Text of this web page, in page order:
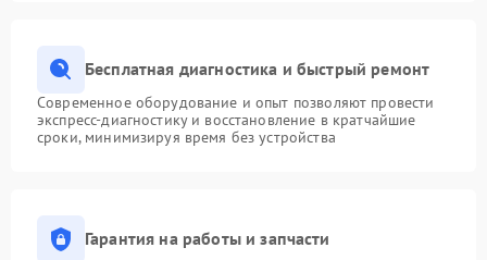
Бесплатная диагностика и быстрый ремонт
Современное оборудование и опыт позволяют провести
экспресс-диагностику и восстановление в кратчайшие
сроки, минимизируя время без устройства
Гарантия на работы и запчасти